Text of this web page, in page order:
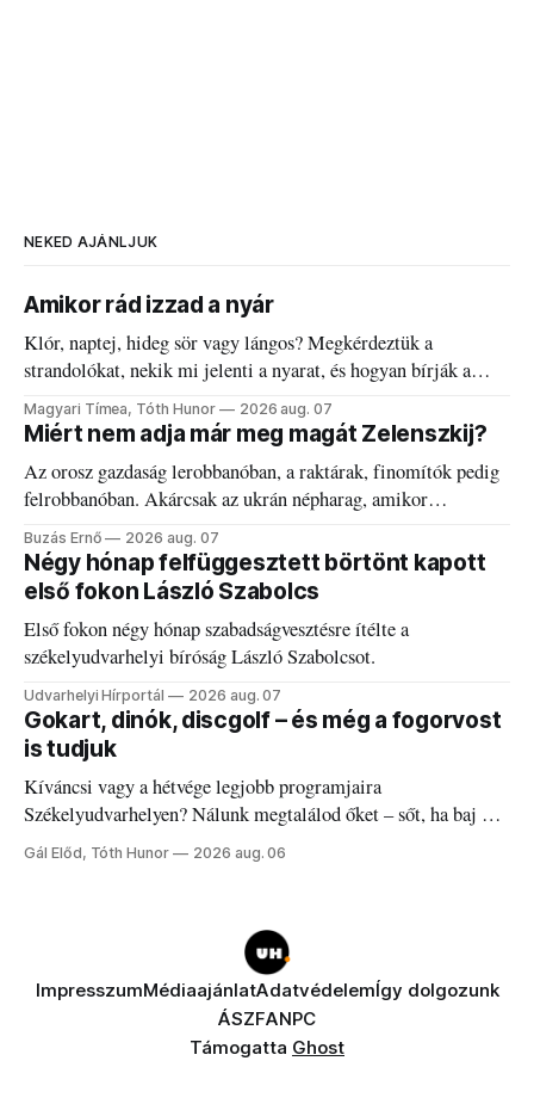
NEKED AJÁNLJUK
Amikor rád izzad a nyár
Klór, naptej, hideg sör vagy lángos? Megkérdeztük a
strandolókat, nekik mi jelenti a nyarat, és hogyan bírják a
kánikulát.
Magyari Tímea, Tóth Hunor 2026 aug. 07
Miért nem adja már meg magát Zelenszkij?
Az orosz gazdaság lerobbanóban, a raktárak, finomítók pedig
felrobbanóban. Akárcsak az ukrán népharag, amikor
elégedetlen vezetőivel.
Buzás Ernő 2026 aug. 07
Négy hónap felfüggesztett börtönt kapott
első fokon László Szabolcs
Első fokon négy hónap szabadságvesztésre ítélte a
székelyudvarhelyi bíróság László Szabolcsot.
Udvarhelyi Hírportál 2026 aug. 07
Gokart, dinók, discgolf – és még a fogorvost
is tudjuk
Kíváncsi vagy a hétvége legjobb programjaira
Székelyudvarhelyen? Nálunk megtalálod őket – sőt, ha baj van
a fogaddal, a fogorvosi ügyeletet is!
Gál Előd, Tóth Hunor 2026 aug. 06
ImpresszumMédiaajánlatAdatvédelemÍgy dolgozunk
ÁSZFANPC
Támogatta Ghost